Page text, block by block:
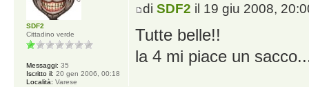
di SDF2 il 19 giu 2008,
Tutte belle!!
la 4 mi piace un
SDF2
Cittadino verde
Messaggi: 35
Iscritto il: 20 gen 2006, 00:18
Località: Varese